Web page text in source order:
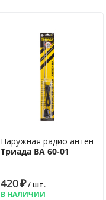
Наружная радио антенна
Триада ВА 60-01
420₽/ шт.
В НАЛИЧИИ